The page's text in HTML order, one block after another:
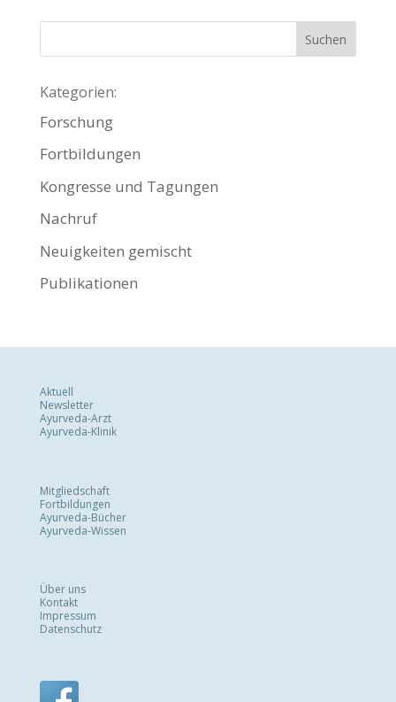
Kategorien:
Forschung
Fortbildungen
Kongresse und Tagungen
Nachruf
Neuigkeiten gemischt
Publikationen
Aktuell
Newsletter
Ayurveda-Arzt
Ayurveda-Klinik
Mitgliedschaft
Fortbildungen
Ayurveda-Bücher
Ayurveda-Wissen
Über uns
Kontakt
Impressum
Datenschutz